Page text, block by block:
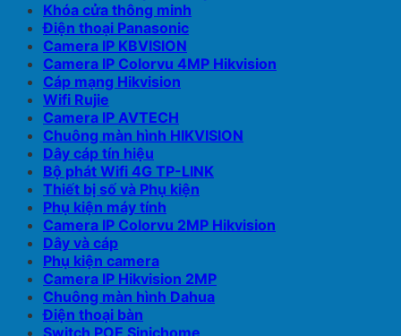
Khóa cửa thông minh
Điện thoại Panasonic
Camera IP KBVISION
Camera IP Colorvu 4MP Hikvision
Cáp mạng Hikvision
Wifi Rujie
Camera IP AVTECH
Chuông màn hình HIKVISION
Dây cáp tín hiệu
Bộ phát Wifi 4G TP-LINK
Thiết bị số và Phụ kiện
Phụ kiện máy tính
Camera IP Colorvu 2MP Hikvision
Dây và cáp
Phụ kiện camera
Camera IP Hikvision 2MP
Chuông màn hình Dahua
Điện thoại bàn